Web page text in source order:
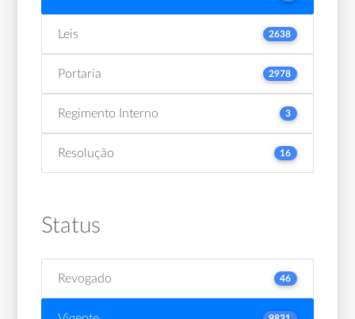
Leis 2638
Portaria 2978
Regimento Interno 3
Resolução 16
Status
Revogado 46